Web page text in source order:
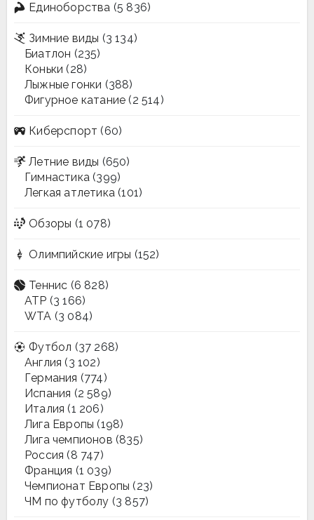
Единоборства (5 836)
Зимние виды (3 134)
Биатлон (235)
Коньки (28)
Лыжные гонки (388)
Фигурное катание (2 514)
Киберспорт (60)
Летние виды (650)
Гимнастика (399)
Легкая атлетика (101)
Обзоры (1 078)
Олимпийские игры (152)
Теннис (6 828)
ATP (3 166)
WTA (3 084)
Футбол (37 268)
Англия (3 102)
Германия (774)
Испания (2 589)
Италия (1 206)
Лига Европы (198)
Лига чемпионов (835)
Россия (8 747)
Франция (1 039)
Чемпионат Европы (23)
ЧМ по футболу (3 857)